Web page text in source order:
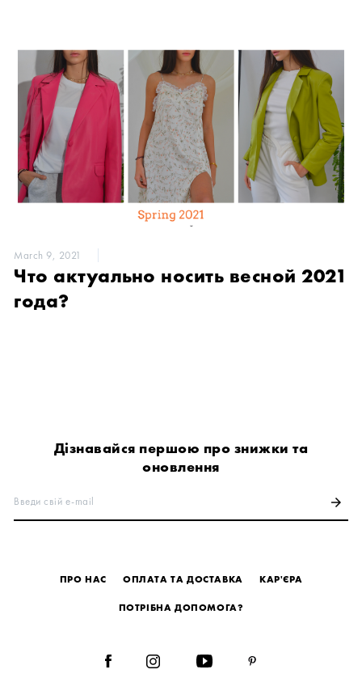
March 9, 2021
Что актуально носить весной 2021
года?
Дізнавайся першою про знижки та
оновлення
Введи свій e-mail arrow_forward
ПРО НАС ОПЛАТА ТА ДОСТАВКА КАР'ЄРА
ПОТРІБНА ДОПОМОГА?